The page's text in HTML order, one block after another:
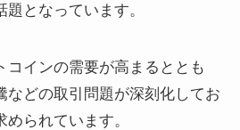
となっています。
コインの需要が高まるととも
などの取引問題が深刻化してお
られています。